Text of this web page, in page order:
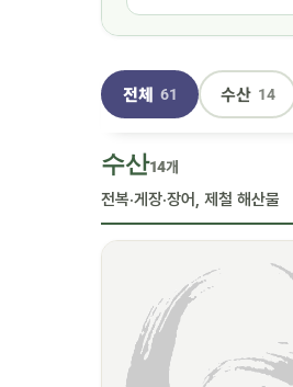
전체 61 수산 14
수산14개
전복·게장·장어, 제철 해산물